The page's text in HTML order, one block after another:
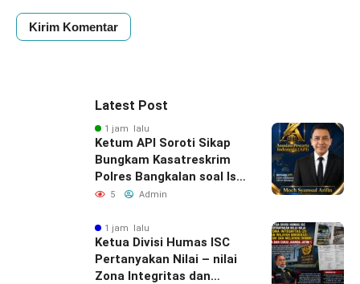
Latest Post
1 jam lalu
Ketum API Soroti Sikap
Bungkam Kasatreskrim
Polres Bangkalan soal Isu
“Atensi Bulanan” Rokok
5 Admin
1 jam lalu
Ketua Divisi Humas ISC
Pertanyakan Nilai – nilai
Zona Integritas dan